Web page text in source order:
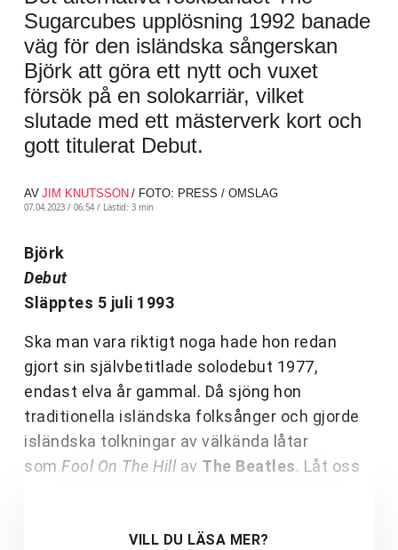
Sugarcubes upplösning 1992 banade
väg för den isländska sångerskan
Björk att göra ett nytt och vuxet
försök på en solokarriär, vilket
slutade med ett mästerverk kort och
gott titulerat Debut.
AV JIM KNUTSSON / FOTO: PRESS / OMSLAG
07.04.2023 / 06:54 / Lästid: 3 min
Björk
Debut
Släpptes 5 juli 1993
Ska man vara riktigt noga hade hon redan
gjort sin självbetitlade solodebut 1977,
endast elva år gammal. Då sjöng hon
traditionella isländska folksånger och gjorde
isländska tolkningar av välkända låtar
som Fool On The Hillav The Beatles. Låt oss
VILL DU LÄSA MER?